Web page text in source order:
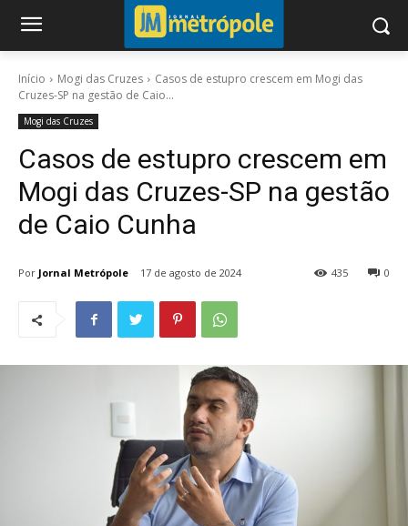
Início Mogi das Cruzes
Casos de estupro crescem em Mogi das
Cruzes-SP na gestão de Caio...
Mogi das Cruzes
Casos de estupro crescem em
Mogi das Cruzes-SP na gestão
de Caio Cunha
Por Jornal Metrópole 17 de agosto de 2024 0
435